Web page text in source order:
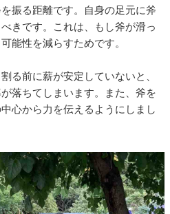
振る距離です。自身の足元に斧
きです。これは、もし斧が滑っ
能性を減らすためです。
る前に薪が安定していないと、
落ちてしまいます。また、斧を
心から力を伝えるようにしまし